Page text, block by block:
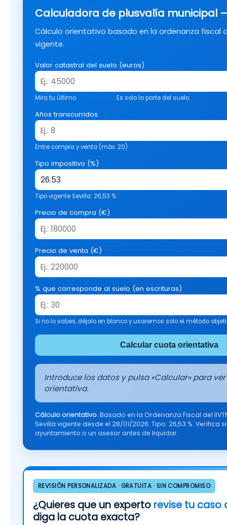
Calculadora de plusvalía municipal
Cálculo orientativo basado en la ordenanza fiscal
vigente.
Valor catastral del suelo (euros)
Mira tu último . Es solo la parte del suelo.
Años transcurridos
Entre compra y venta (máx. 20)
Tipo impositivo (%)
Tipo vigente Sevilla: 26,53 %
Precio de compra (€)
Precio de venta (€)
% que corresponde al suelo (en escrituras)
Si no lo sabes, déjalo en blanco y usaremos solo el método
Calcular cuota orientativa
Introduce los datos y pulsa «Calcular» para
orientativa.
Cálculo orientativo.Basado en la Ordenanza Fiscal del
Sevilla vigente desde el 28/01/2026. Tipo: 26,53 %. Verifica
ayuntamiento o un asesor antes de liquidar.
REVISIÓN PERSONALIZADA · GRATUITA · SIN COMPROMISO
¿Quieres que un experto revise tu caso
diga la cuota exacta?